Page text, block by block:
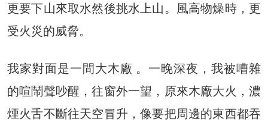
更要下山來取水然後挑水上山。風高物燥時，更
受火災的威脅。
我家對面是一間大木廠 。一晚深夜，我被嘈雜
的喧鬧聲吵醒，往窗外一望，原來木廠大火，濃
煙火舌不斷往天空冒升，像要把周邊的東西都吞